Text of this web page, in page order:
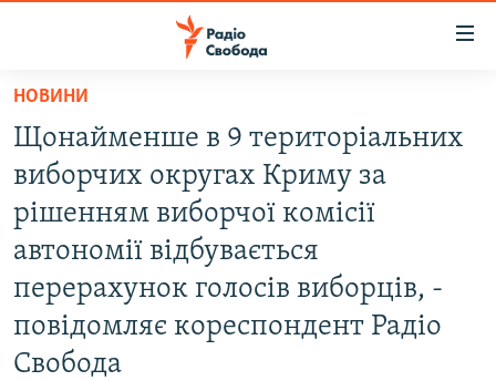
Перейти
основного
матеріалу
Перейти
до
основної
навігації
Перейти
до
пошуку
ВСЕ ЗА ДОБУ
СТАТТІ
СУСПІЛЬСТВО
КУЛЬТУРА
РОСІЙСЬКА «ФІЛЬТРАЦІЯ»
ДОНБАС.РЕАЛІЇ
КРИМ.РЕАЛІЇ
НОВИНИ
Щонайменше в 9 територіальних
виборчих округах Криму за
рішенням виборчої комісії
автономії відбувається
перерахунок голосів виборців, -
повідомляє кореспондент Радіо
Свобода